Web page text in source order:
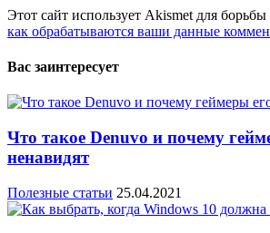
Этот сайт использует Akismet для
как обрабатываются ваши данные
Вас заинтересует
Что такое Denuvo и почему
ненавидят
Полезные статьи 25.04.2021